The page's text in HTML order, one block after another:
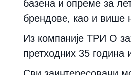
базена и опреме за
брендове, као и више
Из компаније ТРИ О
претходних 35 година